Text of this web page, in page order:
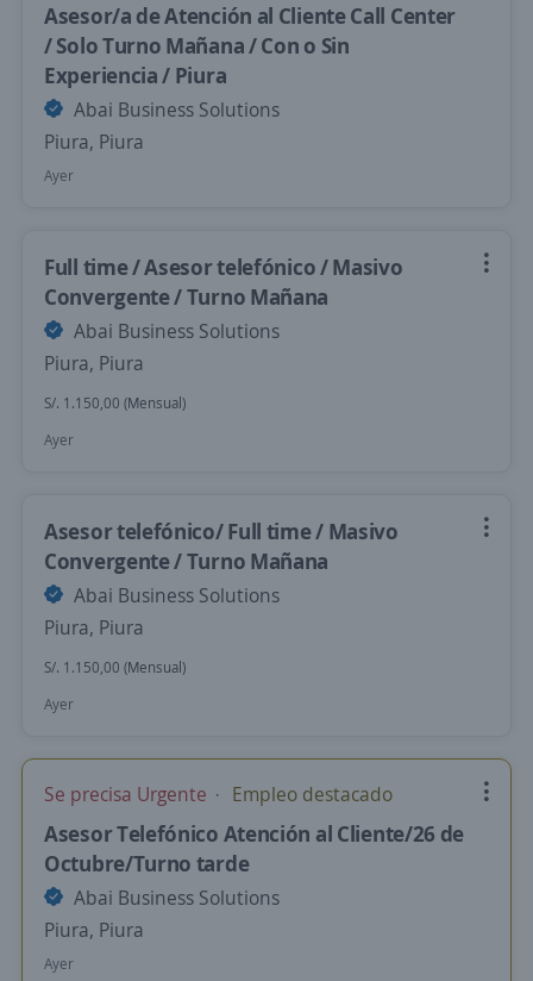
Asesor/a de Atención al Cliente Call Center
/ Solo Turno Mañana / Con o Sin
Experiencia / Piura
Abai Business Solutions
Piura, Piura
Ayer
Full time / Asesor telefónico / Masivo
Convergente / Turno Mañana
Abai Business Solutions
Piura, Piura
S/. 1.150,00 (Mensual)
Ayer
Asesor telefónico/ Full time / Masivo
Convergente / Turno Mañana
Abai Business Solutions
Piura, Piura
S/. 1.150,00 (Mensual)
Ayer
Se precisa Urgente Empleo destacado
Asesor Telefónico Atención al Cliente/26 de
Octubre/Turno tarde
Abai Business Solutions
Piura, Piura
Ayer